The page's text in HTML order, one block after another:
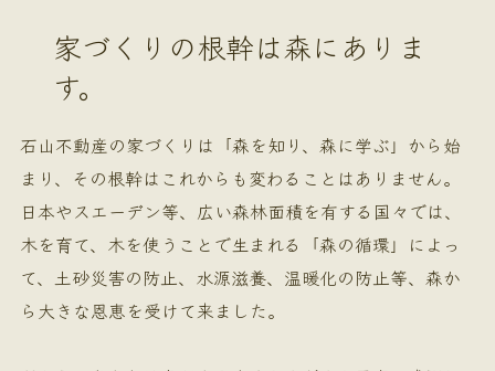
家づくりの根幹は森にありま
す。
石山不動産の家づくりは「森を知り、森に学ぶ」から始
まり、その根幹はこれからも変わることはありません。
日本やスエーデン等、広い森林面積を有する国々では、
木を育て、木を使うことで生まれる「森の循環」によっ
て、土砂災害の防止、水源滋養、温暖化の防止等、森か
ら大きな恩恵を受けて来ました。